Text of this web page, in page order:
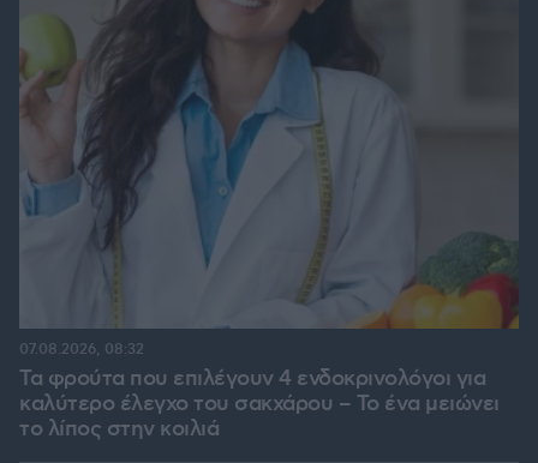
Τα φρούτα που επιλέγουν 4 ενδοκρινολόγοι για
καλύτερο έλεγχο του σακχάρου – Το ένα μειώνει
το λίπος στην κοιλιά
07.08.2026, 08:32